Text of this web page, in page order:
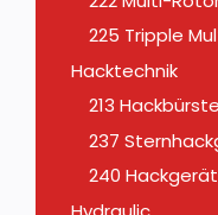
225 Tripple
Hacktechnik
213 Hackbürste
237
240